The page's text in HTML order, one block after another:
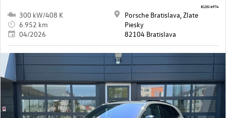
300 kW/408 K
6.952 km
04/2026
Porsche Bratislava, Zlate
Piesky
82104 Bratislava
8135/6974